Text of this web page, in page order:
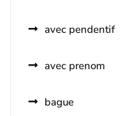
avec pendentif
avec prenom
bague